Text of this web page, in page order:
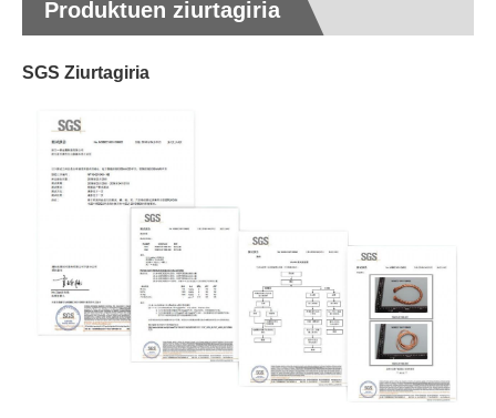
Produktuen ziurtagiria
SGS Ziurtagiria